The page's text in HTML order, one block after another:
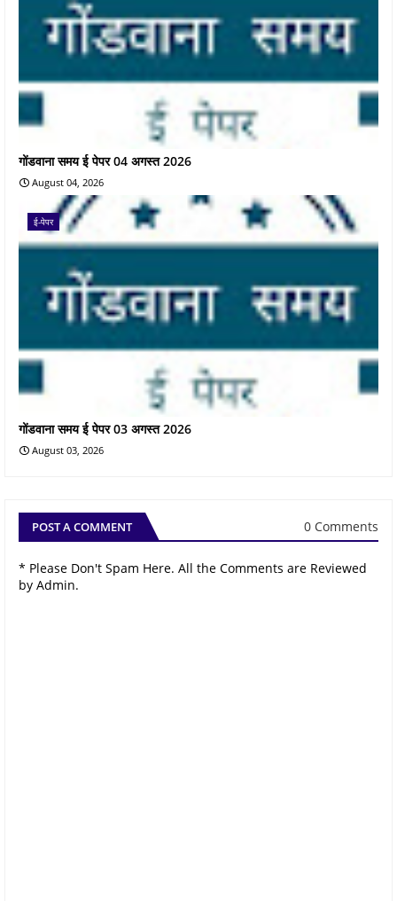
गोंडवाना समय ई पेपर 04 अगस्त 2026
August 04, 2026
ई-पेपर
गोंडवाना समय ई पेपर 03 अगस्त 2026
August 03, 2026
POST A COMMENT 0 Comments
* Please Don't Spam Here. All the Comments are Reviewed
by Admin.